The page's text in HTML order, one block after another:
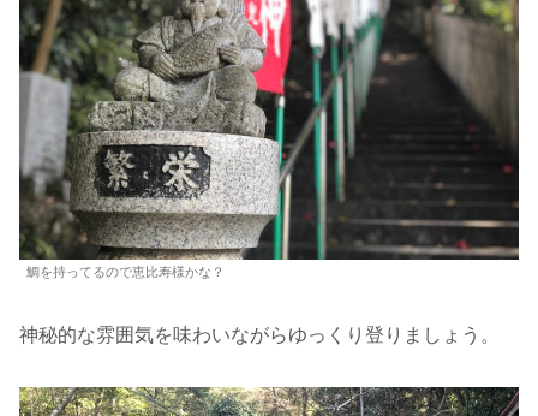
鯛を持ってるので恵比寿様かな？
神秘的な雰囲気を味わいながらゆっくり登りましょう。